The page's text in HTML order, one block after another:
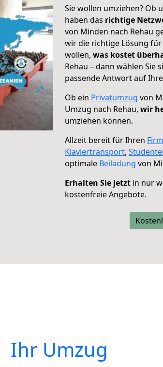
Sie wollen umziehen? Ob
haben das richtige
von Minden nach Rehau
wir die richtige Lösung für
wollen, was kostet
Rehau – dann wählen Sie
passende Antwort auf
Ob ein Privatumzug von
Umzug nach Rehau, wir
umziehen können.
Allzeit bereit für Ihren
Klaviertransport,
optimale Beiladung von
Erhalten Sie jetzt in nur
kostenfreie Angebote.
Ihr Umzug